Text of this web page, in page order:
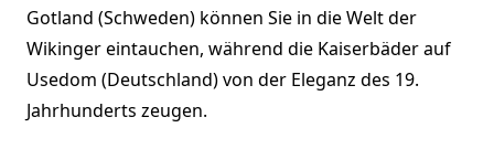
Gotland (Schweden) können Sie in die Welt der
Wikinger eintauchen, während die Kaiserbäder auf
Usedom (Deutschland) von der Eleganz des 19.
Jahrhunderts zeugen.